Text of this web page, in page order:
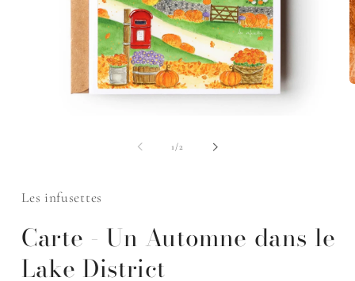
fenêtre
modale
1 /de2
Les infusettes
Carte - Un Automne dans le
Lake District